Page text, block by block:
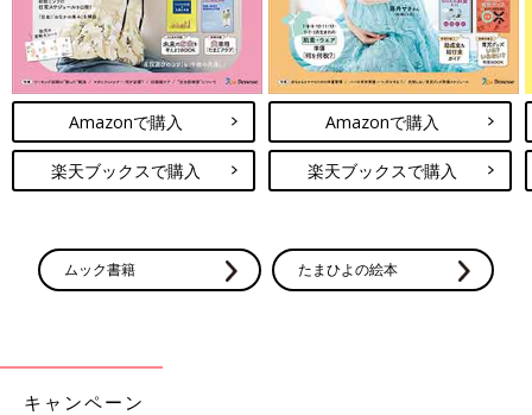
Amazonで購入
楽天ブックスで購入
Amazonで購入
楽天ブックスで購入
ムック書籍 たまひよの絵本
キャンペーン